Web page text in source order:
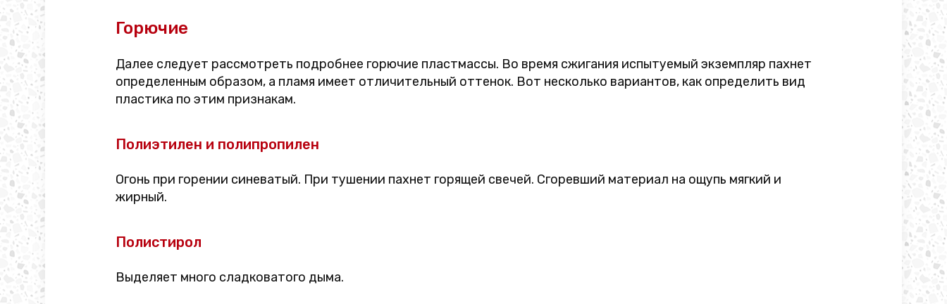
Горючие
Далее следует рассмотреть подробнее горючие пластмассы. Во время сжигания испытуемый экземпляр пахнет
определенным образом, а пламя имеет отличительный оттенок. Вот несколько вариантов, как определить вид
пластика по этим признакам.
Полиэтилен и полипропилен
Огонь при горении синеватый. При тушении пахнет горящей свечей. Сгоревший материал на ощупь мягкий и
жирный.
Полистирол
Выделяет много сладковатого дыма.